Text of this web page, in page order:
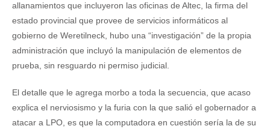
allanamientos que incluyeron las oficinas de Altec, la firma del
estado provincial que provee de servicios informáticos al
gobierno de Weretilneck, hubo una “investigación” de la propia
administración que incluyó la manipulación de elementos de
prueba, sin resguardo ni permiso judicial.
El detalle que le agrega morbo a toda la secuencia, que acaso
explica el nerviosismo y la furia con la que salió el gobernador a
atacar a LPO, es que la computadora en cuestión sería la de su